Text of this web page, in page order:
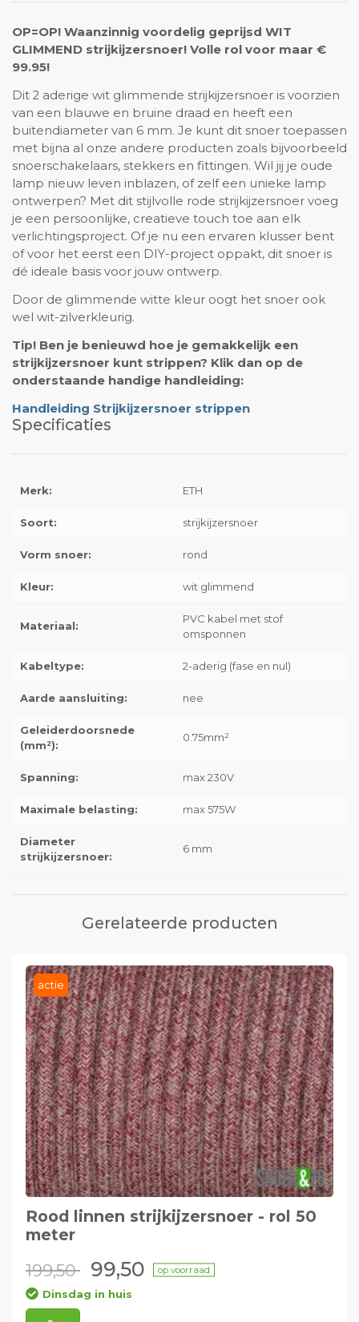
OP=OP! Waanzinnig voordelig geprijsd WIT
GLIMMEND strijkijzersnoer! Volle rol voor maar €
99.95!
Dit 2 aderige wit glimmende strijkijzersnoer is voorzien
van een blauwe en bruine draad en heeft een
buitendiameter van 6 mm. Je kunt dit snoer toepassen
met bijna al onze andere producten zoals bijvoorbeeld
snoerschakelaars, stekkers en fittingen. Wil jij je oude
lamp nieuw leven inblazen, of zelf een unieke lamp
ontwerpen? Met dit stijlvolle rode strijkijzersnoer voeg
je een persoonlijke, creatieve touch toe aan elk
verlichtingsproject. Of je nu een ervaren klusser bent
of voor het eerst een DIY-project oppakt, dit snoer is
dé ideale basis voor jouw ontwerp.
Door de glimmende witte kleur oogt het snoer ook
wel wit-zilverkleurig.
Tip! Ben je benieuwd hoe je gemakkelijk een
strijkijzersnoer kunt strippen? Klik dan op de
onderstaande handige handleiding:
Handleiding Strijkijzersnoer strippen
Specificaties
Merk: ETH
Soort: strijkijzersnoer
Vorm snoer: rond
Kleur: wit glimmend
Materiaal:
PVC kabel met stof
omsponnen
Kabeltype: 2-aderig (fase en nul)
Aarde aansluiting: nee
Geleiderdoorsnede
(mm²):
0.75mm²
Spanning: max 230V
Maximale belasting: max 575W
Diameter
strijkijzersnoer:
6 mm
Gerelateerde producten
actie
Rood linnen strijkijzersnoer - rol 50
meter
199,50 99,50 op voorraad
Dinsdag in huis